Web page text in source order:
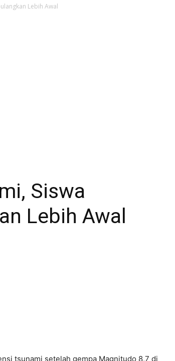
Lebih Awal
Siswa
Lebih Awal
tsunami setelah gempa Magnitudo 8,7 di